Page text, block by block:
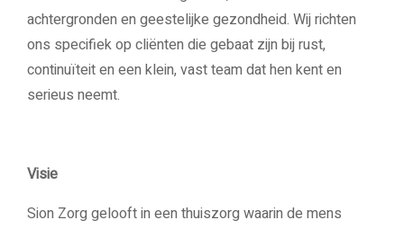
achtergronden en geestelijke gezondheid. Wij richten
ons specifiek op cliënten die gebaat zijn bij rust,
continuïteit en een klein, vast team dat hen kent en
serieus neemt.
Visie
Sion Zorg gelooft in een thuiszorg waarin de mens